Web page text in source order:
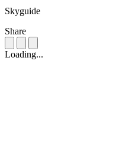
Skyguide
Share
Loading...